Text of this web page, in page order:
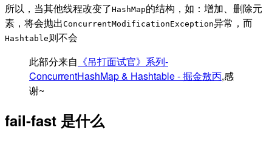
所以，当其他线程改变了HashMap的结构，如：增加、删除元
素，将会抛出ConcurrentModificationException异常，而
Hashtable 则不会
此部分来自 《吊打面试官》系列-
ConcurrentHashMap & Hashtable - 掘金敖丙,感
谢~
fail-fast 是什么